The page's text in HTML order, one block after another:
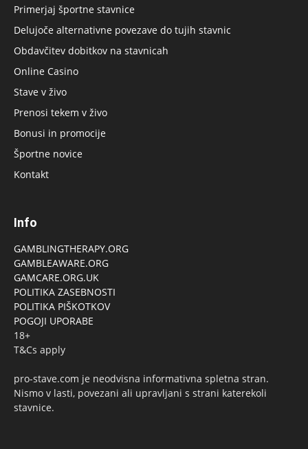
Primerjaj športne stavnice
Delujoče alternativne povezave do tujih stavnic
Obdavčitev dobitkov na stavnicah
Online Casino
Stave v živo
Prenosi tekem v živo
Bonusi in promocije
Športne novice
Kontakt
Info
GAMBLINGTHERAPY.ORG
GAMBLEAWARE.ORG
GAMCARE.ORG.UK
POLITIKA ZASEBNOSTI
POLITIKA PIŠKOTKOV
POGOJI UPORABE
18+
T&Cs apply
pro-stave.com je neodvisna informativna spletna stran.
Nismo v lasti, povezani ali upravljani s strani katerekoli
stavnice.